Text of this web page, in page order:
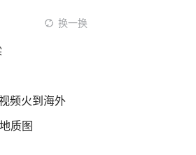
换一换
频火到海外
质图